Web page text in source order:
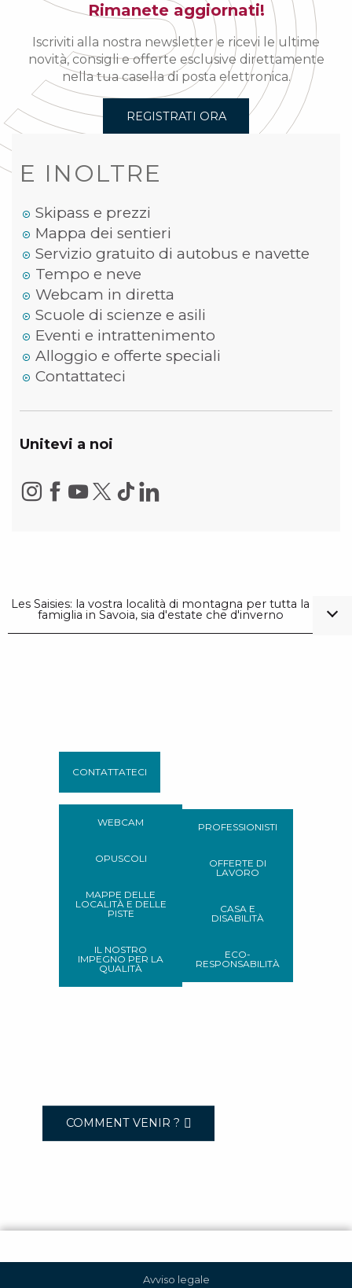
Rimanete aggiornati!
Iscriviti alla nostra newsletter e ricevi le ultime
novità, consigli e offerte esclusive direttamente
nella tua casella di posta elettronica.
REGISTRATI ORA
E INOLTRE
Skipass e prezzi
Mappa dei sentieri
Servizio gratuito di autobus e navette
Tempo e neve
Webcam in diretta
Scuole di scienze e asili
Eventi e intrattenimento
Alloggio e offerte speciali
Contattateci
Unitevi a noi
Les Saisies: la vostra località di montagna per tutta la
famiglia in Savoia, sia d'estate che d'inverno
CONTATTATECI
WEBCAM
OPUSCOLI
MAPPE DELLE
LOCALITÀ E DELLE
PISTE
IL NOSTRO
IMPEGNO PER LA
QUALITÀ
PROFESSIONISTI
OFFERTE DI
LAVORO
CASA E
DISABILITÀ
ECO-
RESPONSABILITÀ
COMMENT VENIR ?
Avviso legale